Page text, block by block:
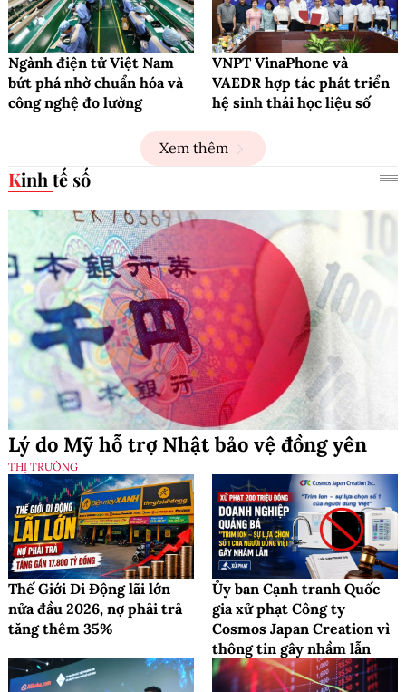
Ngành điện tử Việt Nam
bứt phá nhờ chuẩn hóa và
công nghệ đo lường
VNPT VinaPhone và
VAEDR hợp tác phát triển
hệ sinh thái học liệu số
Xem thêm
Kinh tế số
Lý do Mỹ hỗ trợ Nhật bảo vệ đồng yên
THỊ TRƯỜNG
Thế Giới Di Động lãi lớn
nửa đầu 2026, nợ phải trả
tăng thêm 35%
Ủy ban Cạnh tranh Quốc
gia xử phạt Công ty
Cosmos Japan Creation vì
thông tin gây nhầm lẫn